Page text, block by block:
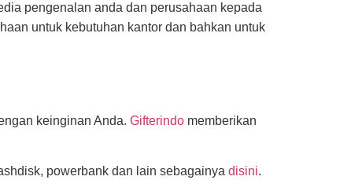
pengenalan anda dan perusahaan kepada
untuk kebutuhan kantor dan bahkan untuk
keinginan Anda. Gifterindo memberikan
powerbank dan lain sebagainya disini.